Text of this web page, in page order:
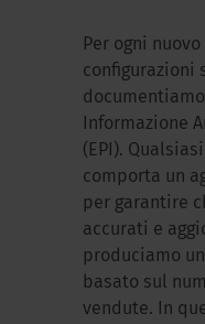
Per ogni
configurazioni
Informazione
(EPI).
comporta un
per garantire
accurati e
produciamo
basato sul
vendute. In